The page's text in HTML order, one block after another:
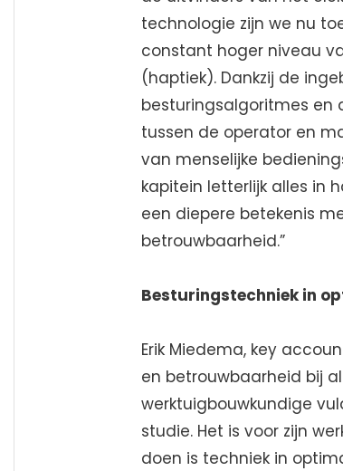
technologie zijn we nu
constant hoger niveau
(haptiek). Dankzij de
besturingsalgoritmes en
tussen de operator en
van menselijke
kapitein letterlijk alles in
een diepere betekenis
betrouwbaarheid.”
Besturingstechniek in
Erik Miedema, key
en betrouwbaarheid bij
werktuigbouwkundige
studie. Het is voor zijn
doen is techniek in